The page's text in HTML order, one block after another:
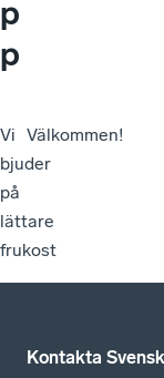
p
p
Vi
bjuder
på
lättare
frukost
Välkommen!
Kontakta